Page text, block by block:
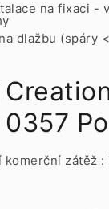
na fixaci -
dlažbu (spáry
0357
komerční zátěž :